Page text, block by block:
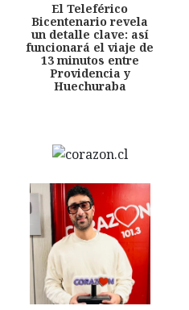
El Teleférico
Bicentenario revela
un detalle clave: así
funcionará el viaje de
13 minutos entre
Providencia y
Huechuraba